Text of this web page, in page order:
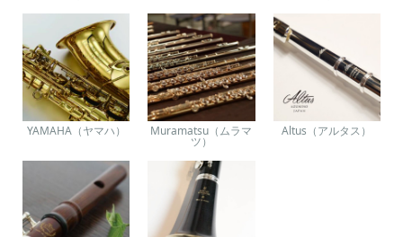
YAMAHA（ヤマハ） Muramatsu（ムラマ
ツ）
Altus（アルタス）